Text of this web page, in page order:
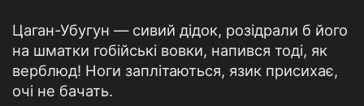
Цаган-Убугун — сивий дідок, розідрали б його
на шматки гобійські вовки, напився тоді, як
верблюд! Ноги заплітаються, язик присихає,
очі не бачать.